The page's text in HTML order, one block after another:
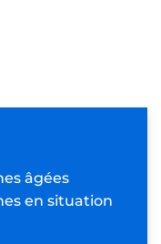
est
effectue la
est soumis à
du
sécurité sociale.